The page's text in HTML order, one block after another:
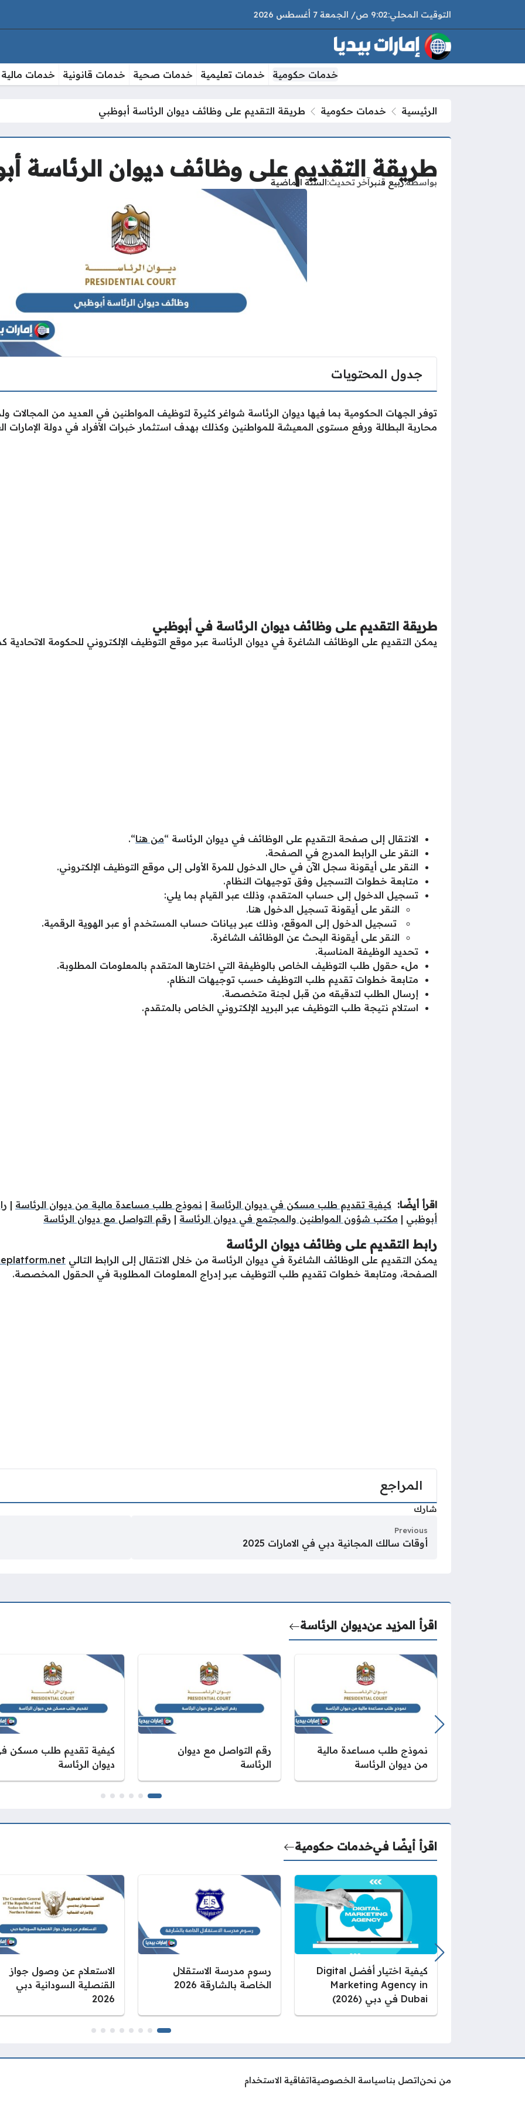
9:02 ص الجمعة 7 أغسطس 2026
خدمات حكومية خدمات تعليمية خدمات صحية خدمات قانونية خدمات مالية
الرئيسية خدمات حكومية طريقة التقديم على وظائف ديوان الرئاسة أبوظبي
طريقة التقديم على وظائف ديوان الرئاسة
بواسطةربيع قنبرآخر تحديث السنة الماضية
جدول المحتويات
توفر الجهات الحكومية بما فيها ديوان الرئاسة شواغر كثيرة لتوظيف المواطنين في العديد من
محاربة البطالة ورفع مستوى المعيشة للمواطنين وكذلك بهدف استثمار خبرات الأفراد في دولة الإمارات
طريقة التقديم على وظائف ديوان الرئاسة في أبوظبي
يمكن التقديم على الوظائف الشاغرة في ديوان الرئاسة عبر موقع التوظيف الإلكتروني للحكومة الاتحادية
الانتقال إلى صفحة التقديم على الوظائف في ديوان الرئاسة “من هنا“.
النقر على الرابط المدرج في الصفحة.
النقر على أيقونة سجل الآن في حال الدخول للمرة الأولى إلى موقع التوظيف الإلكتروني.
متابعة خطوات التسجيل وفق توجيهات النظام.
تسجيل الدخول إلى حساب المتقدم، وذلك عبر القيام بما يلي:
النقر على أيقونة تسجيل الدخول هنا.
تسجيل الدخول إلى الموقع، وذلك عبر بيانات حساب المستخدم أو عبر الهوية الرقمية.
النقر على أيقونة البحث عن الوظائف الشاغرة.
تحديد الوظيفة المناسبة.
ملء حقول طلب التوظيف الخاص بالوظيفة التي اختارها المتقدم بالمعلومات المطلوبة.
متابعة خطوات تقديم طلب التوظيف حسب توجيهات النظام.
إرسال الطلب لتدقيقه من قبل لجنة متخصصة.
استلام نتيجة طلب التوظيف عبر البريد الإلكتروني الخاص بالمتقدم.
اقرأ أيضًا: كيفية تقديم طلب مسكن في ديوان الرئاسة | نموذج طلب مساعدة مالية من ديوان الرئاسة |
أبوظبي | مكتب شؤون المواطنين والمجتمع في ديوان الرئاسة | رقم التواصل مع ديوان الرئاسة
رابط التقديم على وظائف ديوان الرئاسة
يمكن التقديم على الوظائف الشاغرة في ديوان الرئاسة من خلال الانتقال إلى الرابط التالي
الصفحة، ومتابعة خطوات تقديم طلب التوظيف عبر إدراج المعلومات المطلوبة في الحقول المخصصة.
المراجع
شارك
Previous
أوقات سالك المجانية دبي في الامارات 2025
اقرأ المزيد عنديوان الرئاسة
نموذج طلب مساعدة مالية
من ديوان الرئاسة
رقم التواصل مع ديوان
الرئاسة
كيفية تقديم طلب مسكن
ديوان الرئاسة
اقرأ أيضًا فيخدمات حكومية
كيفية اختيار أفضل Digital
Marketing Agency in
Dubai في دبي (2026)
رسوم مدرسة الاستقلال
الخاصة بالشارقة 2026
الاستعلام عن وصول جواز
القنصلية السودانية دبي
2026
من نحناتصل بناسياسة الخصوصيةاتفاقية الاستخدام